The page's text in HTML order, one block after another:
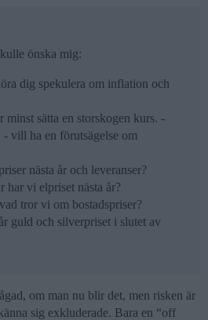
önska mig:
dig spekulera om inflation och
minst sätta en storskogen kurs. -
- vill ha en förutsägelse om
nästa år och leveranser?
har vi elpriset nästa år?
tror vi om bostadspriser?
guld och silverpriset i slutet av
om man nu blir det, men risken är
sig exkluderade. Bara en “off